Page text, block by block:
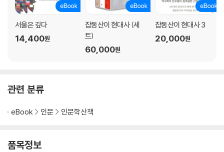
서울은 깊다
14,400원
잡동산이 현대사 (세
트)
60,000원
잡동산이 현대사 3
20,000원
관련 분류
eBook 인문 인문학산책
품목정보